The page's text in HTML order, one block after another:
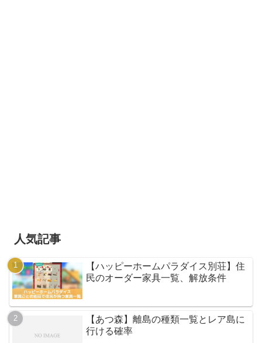
人気記事
【ハッピーホームパラダイス別荘】住
民のオーダー家具一覧、解放条件
【あつ森】離島の種類一覧とレア島に
行ける確率